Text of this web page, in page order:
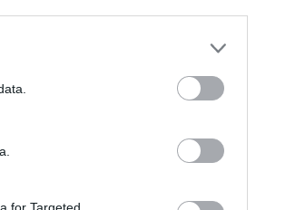
for Targeted
ilyenkor
hamarosan
és a zajos
meg a
szertartások
az
hanem fontos
egy kevés olajtól,
azonban könnyedén
Hogyan vágjunk
módszer, és ami
Kevés olyan konyhai
általános bosszúságot
Szinte mindenki
másodperc aprítás
megindu...
Hangyák jelentek
dolgot szüntesd